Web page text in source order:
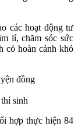
các hoạt động tư
lí, chăm sóc sức
có hoàn cảnh khó
sinh
hợp thực hiện 84